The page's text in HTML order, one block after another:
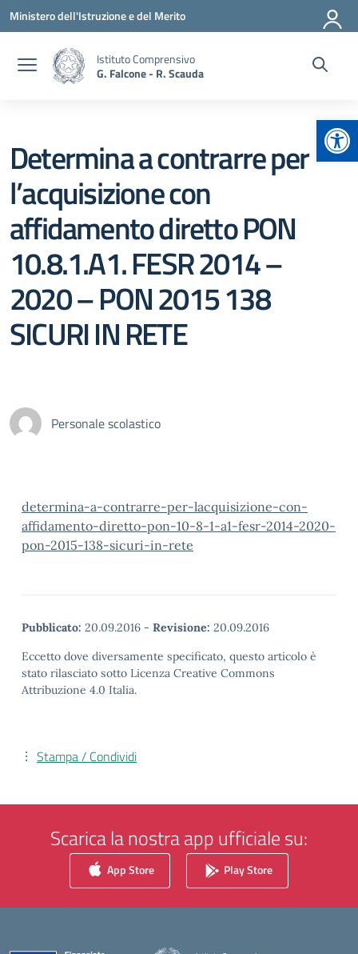
Vai ai contenuti
Vai al menu di navigazione
Vai al footer
Ministero dell'Istruzione e del Merito
Istituto Comprensivo
G. Falcone - R. Scauda
Determina a contrarre per
l’acquisizione con
affidamento diretto PON
10.8.1.A1. FESR 2014 –
2020 – PON 2015 138
SICURI IN RETE
Personale scolastico
determina-a-contrarre-per-lacquisizione-con-
affidamento-diretto-pon-10-8-1-a1-fesr-2014-2020-
pon-2015-138-sicuri-in-rete
Pubblicato: 20.09.2016 - Revisione: 20.09.2016
Eccetto dove diversamente specificato, questo articolo è
stato rilasciato sotto Licenza Creative Commons
Attribuzione 4.0 Italia.
Stampa / Condividi
Scarica la nostra app ufficiale su:
App Store Play Store